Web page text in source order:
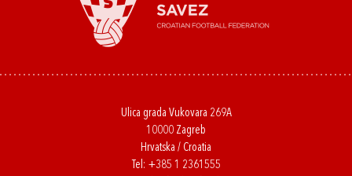
Ulica grada Vukovara 269A
10000 Zagreb
Hrvatska / Croatia
Tel: +385 1 2361555